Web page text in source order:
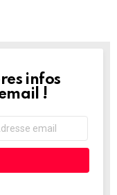
infos
!